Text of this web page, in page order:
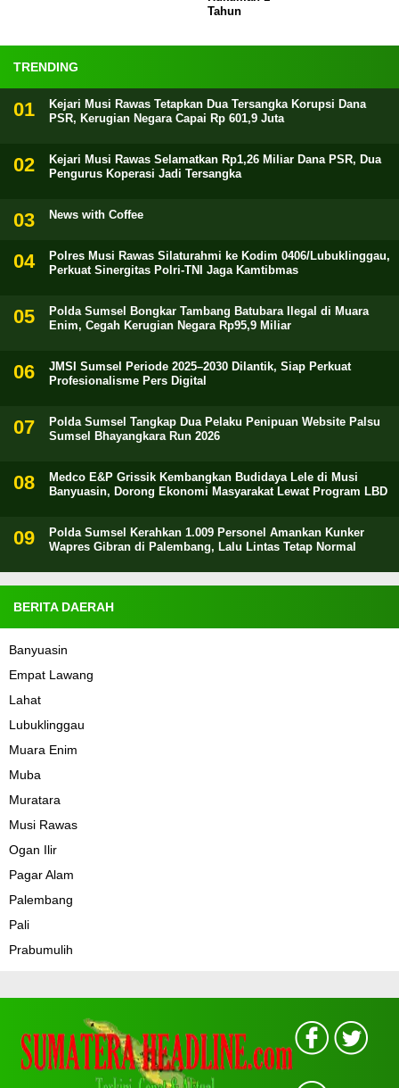
Tahun
TRENDING
Kejari Musi Rawas Tetapkan Dua Tersangka Korupsi Dana
PSR, Kerugian Negara Capai Rp 601,9 Juta
Kejari Musi Rawas Selamatkan Rp1,26 Miliar Dana PSR, Dua
Pengurus Koperasi Jadi Tersangka
News with Coffee
Polres Musi Rawas Silaturahmi ke Kodim 0406/Lubuklinggau,
Perkuat Sinergitas Polri-TNI Jaga Kamtibmas
Polda Sumsel Bongkar Tambang Batubara Ilegal di Muara
Enim, Cegah Kerugian Negara Rp95,9 Miliar
JMSI Sumsel Periode 2025–2030 Dilantik, Siap Perkuat
Profesionalisme Pers Digital
Polda Sumsel Tangkap Dua Pelaku Penipuan Website Palsu
Sumsel Bhayangkara Run 2026
Medco E&P Grissik Kembangkan Budidaya Lele di Musi
Banyuasin, Dorong Ekonomi Masyarakat Lewat Program LBD
Polda Sumsel Kerahkan 1.009 Personel Amankan Kunker
Wapres Gibran di Palembang, Lalu Lintas Tetap Normal
BERITA DAERAH
Banyuasin
Empat Lawang
Lahat
Lubuklinggau
Muara Enim
Muba
Muratara
Musi Rawas
Ogan Ilir
Pagar Alam
Palembang
Pali
Prabumulih